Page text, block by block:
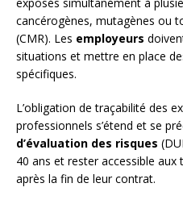
cancérogènes, mutagènes ou
(CMR). Les employeurs
situations et mettre en place
spécifiques.
L’obligation de traçabilité des
professionnels s’étend et se
d’évaluation des risques
40 ans et rester accessible
après la fin de leur contrat.